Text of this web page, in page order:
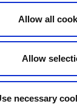
Allow all
Allow
necessary
Stiftelsen
er